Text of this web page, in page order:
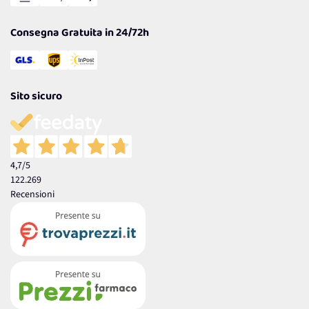
Consegna Gratuita in 24/72h
Sito sicuro
4,7/5
122.269
Recensioni